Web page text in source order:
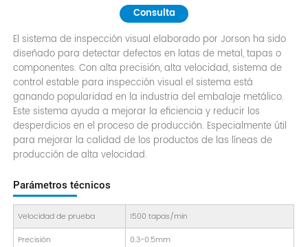
Consulta
El sistema de inspección visual elaborado por Jorson ha sido
diseñado para detectar defectos en latas de metal, tapas o
componentes. Con alta precisión, alta velocidad, sistema de
control estable para inspección visual el sistema está
ganando popularidad en la industria del embalaje metálico.
Este sistema ayuda a mejorar la eficiencia y reducir los
desperdicios en el proceso de producción. Especialmente útil
para mejorar la calidad de los productos de las líneas de
producción de alta velocidad.
Parámetros técnicos
Velocidad de prueba
1500 tapas/min
Precisión
0.3-0.5mm